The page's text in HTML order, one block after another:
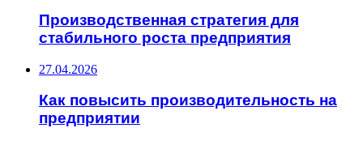
Производственная стратегия для
стабильного роста предприятия
27.04.2026
Как повысить производительность на
предприятии